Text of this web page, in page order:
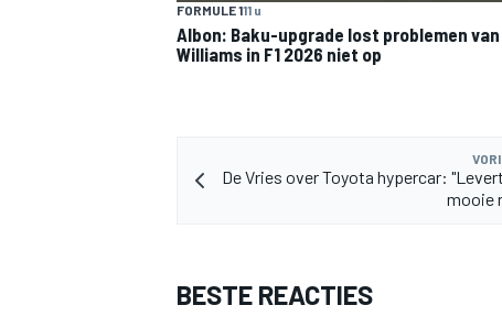
MEER RACEKLASSEN
FORMULE 111 u
Albon: Baku-upgrade lost problemen van
Williams in F1 2026 niet op
De Vries over Toyota hypercar:
mooie
BESTE REACTIES